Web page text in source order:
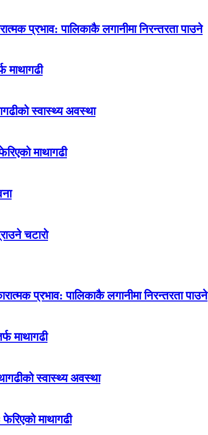
प्रभाव: पालिकाकै लगानीमा निरन्तरता पाउने
माथागढी
स्वास्थ्य अवस्था
माथागढी
चटारो
प्रभाव: पालिकाकै लगानीमा निरन्तरता पाउने
माथागढी
स्वास्थ्य अवस्था
माथागढी